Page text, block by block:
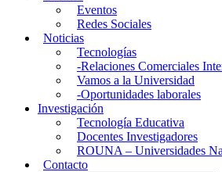
Eventos
Redes Sociales
Noticias
Tecnologías
-Relaciones Comerciales
Vamos a la Universidad
-Oportunidades laborales
Investigación
Tecnología Educativa
Docentes Investigadores
ROUNA – Universidades
Contacto